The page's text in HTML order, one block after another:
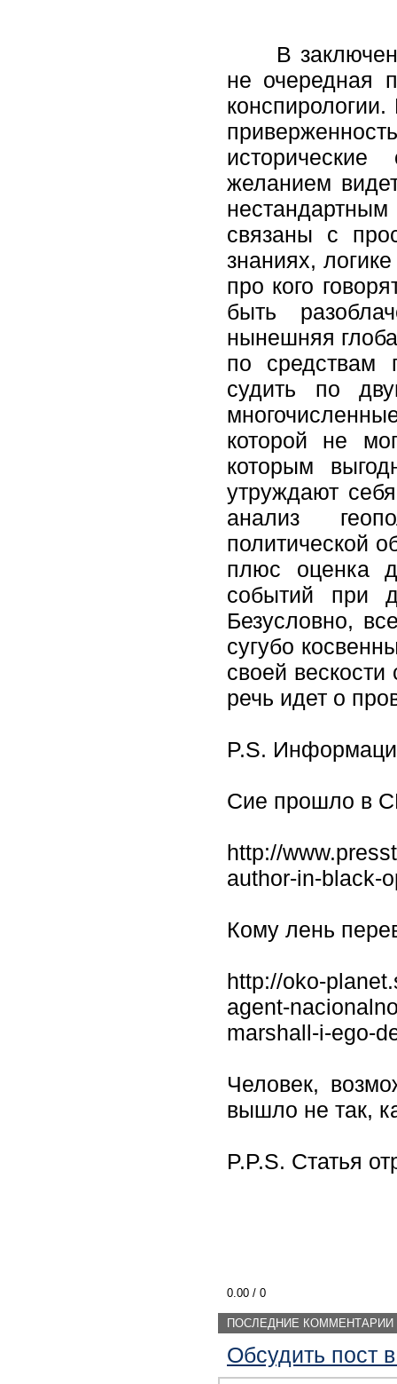
В
не очередная
желанием
связаны с
знаниях,
про кого
быть
нынешняя
по средствам
судить по
которой не
которым
утруждают
анализ
политической
плюс оценка
событий при
Безусловно,
сугубо
своей
речь идет о
P.S.
Сие прошло в
http://
author-in-black-
Кому лень
http://oko-
agent-
marshall-i-ego-
Человек,
вышло не так,
P.P.S. Статья
0.00 / 0
ПОСЛЕДНИЕ КОММЕНТАРИИ
Обсудить пост